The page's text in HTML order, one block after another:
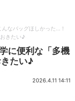
んなバッグほしかった…！
きたい♪
に便利な「多機
たい♪
2026.4.11 14:11